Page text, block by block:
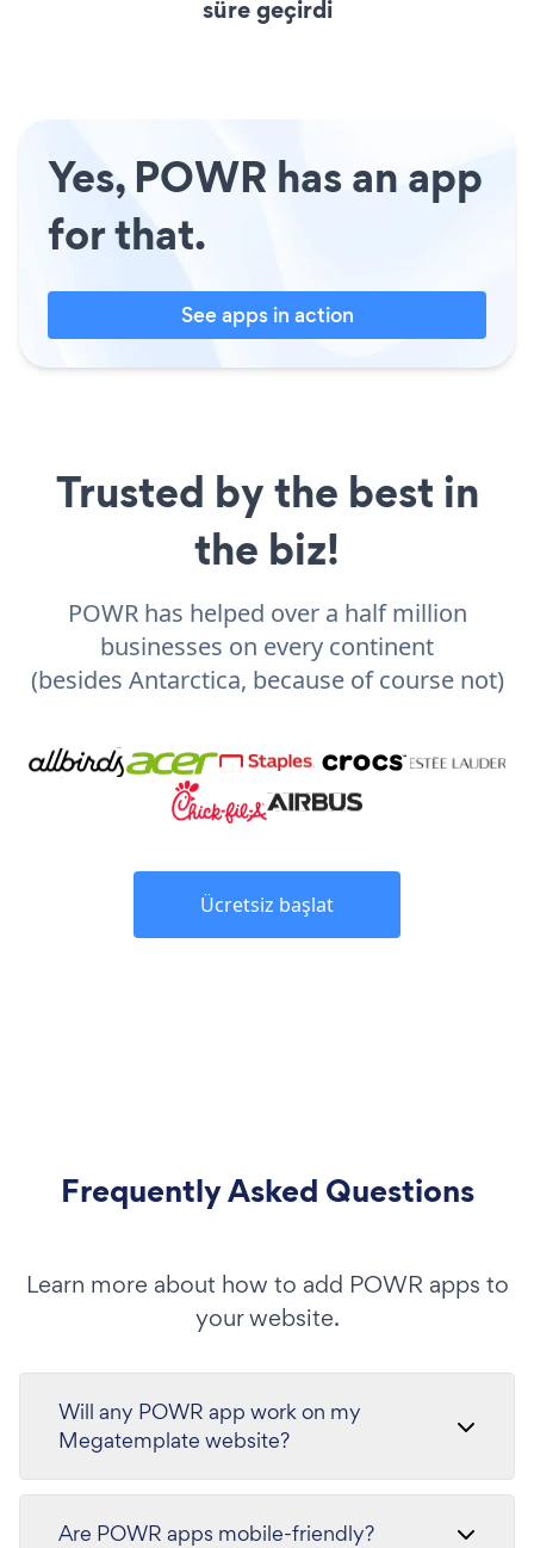
süre geçirdi
Yes, POWR has an app
for that.
See apps in action
Trusted by the best in
the biz!
POWR has helped over a half million
businesses on every continent
(besides Antarctica, because of course not)
Ücretsiz başlat
Frequently Asked Questions
Learn more about how to add POWR apps to
your website.
Will any POWR app work on my
Megatemplate website?
Are POWR apps mobile-friendly?